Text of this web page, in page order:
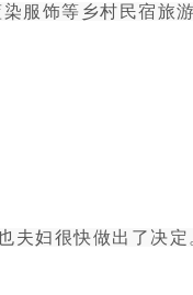
服饰等乡村民宿旅
夫妇很快做出了决定